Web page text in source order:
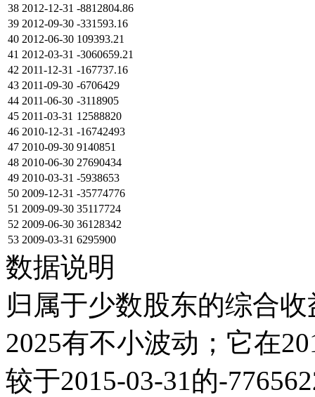
38 2012-12-31 -8812804.86
39 2012-09-30 -331593.16
40 2012-06-30 109393.21
41 2012-03-31 -3060659.21
42 2011-12-31 -167737.16
43 2011-09-30 -6706429
44 2011-06-30 -3118905
45 2011-03-31 12588820
46 2010-12-31 -16742493
47 2010-09-30 9140851
48 2010-06-30 27690434
49 2010-03-31 -5938653
50 2009-12-31 -35774776
51 2009-09-30 35117724
52 2009-06-30 36128342
53 2009-03-31 6295900
数据说明
归属于少数股东的综合
2025有不小波动；它在
较于2015-03-31的-